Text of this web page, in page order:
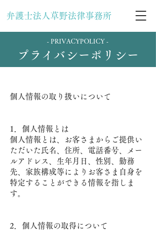
弁護士法人草野法律事務所
- PRIVACYPOLICY -
プライバシーポリシー
個人情報の取り扱いについて
1．個人情報とは
個人情報とは、お客さまからご提供い
ただいた氏名、住所、電話番号、メー
ルアドレス、生年月日、性別、勤務
先、家族構成等によりお客さま自身を
特定することができる情報を指しま
す。
2．個人情報の取得について